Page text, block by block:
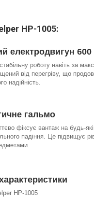
HP-1005:
електродвигун 600
роботу навіть за
від перегріву, що
надійність.
гальмо
фіксує вантаж на будь-
падіння. Це підвищує
HP-1005